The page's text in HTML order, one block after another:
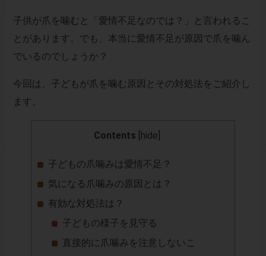
子供が爪を噛むと「愛情不足なのでは？」と言われるこ
とがあります。でも、本当に愛情不足が原因で爪を噛ん
でいるのでしょうか？
今回は、子どもが爪を噛む原因とその対処法をご紹介し
ます。
Contents hide
子どもの爪噛みは愛情不足？
気になる爪噛みの原因とは？
有効な対処法は？
子どもの様子を見守る
直接的に爪噛みを注意しないこ